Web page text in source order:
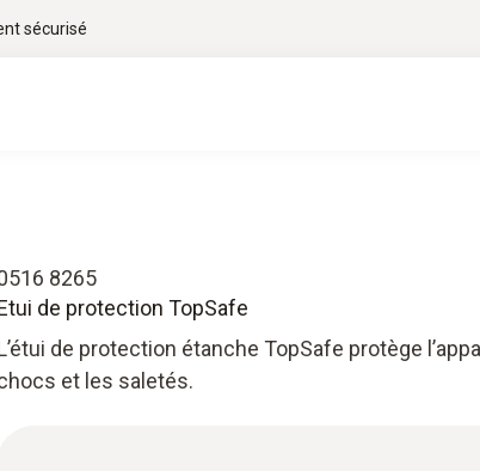
sécurisé
8265
de protection TopSafe
de protection étanche TopSafe protège
et les saletés.